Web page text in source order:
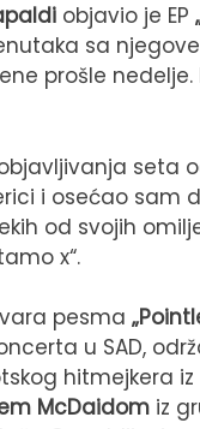
objavio je EP
sa
prošle
seta
i osećao sam
od svojih
x“.
pesma
u SAD,
hitmejkera
McDaidom iz